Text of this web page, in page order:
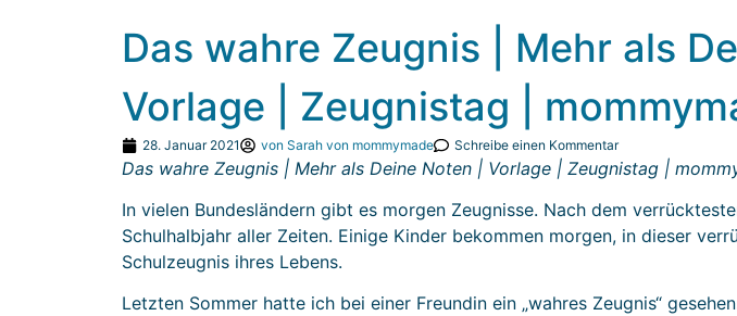
Das wahre Zeugnis | Mehr als
Vorlage | Zeugnistag |
28. Januar 2021 von Sarah von mommymade Schreibe einen Kommentar
Das wahre Zeugnis | Mehr als Deine Noten | Vorlage | Zeugnistag |
In vielen Bundesländern gibt es morgen Zeugnisse. Nach dem
Schulhalbjahr aller Zeiten. Einige Kinder bekommen morgen, in dieser
Schulzeugnis ihres Lebens.
Letzten Sommer hatte ich bei einer Freundin ein „wahres Zeugnis“